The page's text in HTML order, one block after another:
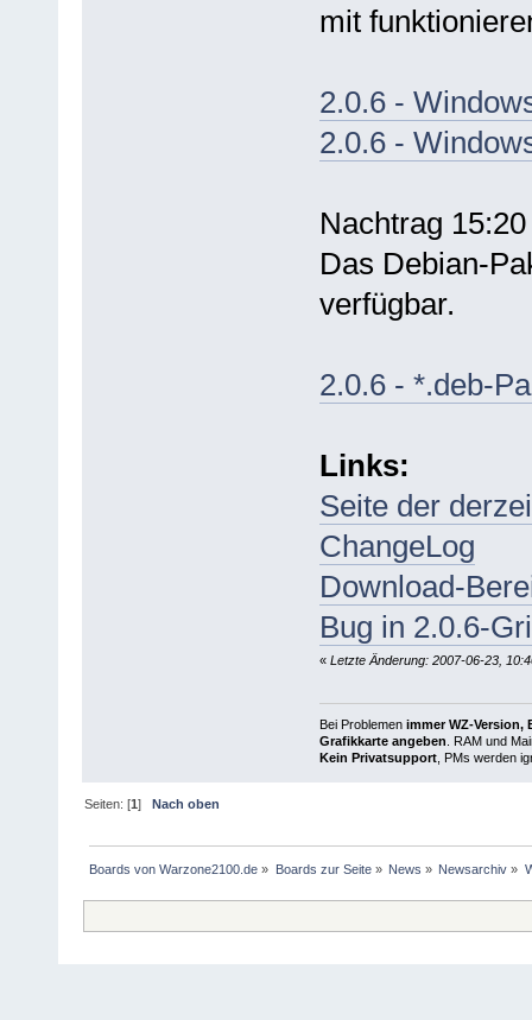
mit
2.0.6 -
2.0.6 -
Nachtrag
Das Debian-
verfügbar.
2.0.6 - *.deb-
Links:
Seite der
ChangeLog
Download-
Bug in 2.0.6-
« Letzte Änderung: 2007-06-23,
Bei Problemen immer WZ-Version,
Grafikkarte angeben . RAM und
Kein Privatsupport, PMs werden
Seiten: [1]Nach oben
Boards von Warzone2100.de » Boards zur Seite» News » Newsarchiv »